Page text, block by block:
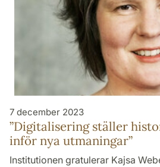
7 december 2023
”Digitalisering ställer
inför nya utmaningar”
Institutionen gratulerar Kajsa